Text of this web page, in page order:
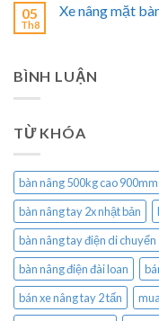
05
Th8
Xe nâng mặt
BÌNH LUẬN
TỪ KHÓA
bàn nâng 500kg cao 900mm
bàn nâng tay 2x nhật bản
bàn nâng tay điện di
bàn nâng điện đài loan
bán xe nâng tay 2 tấn